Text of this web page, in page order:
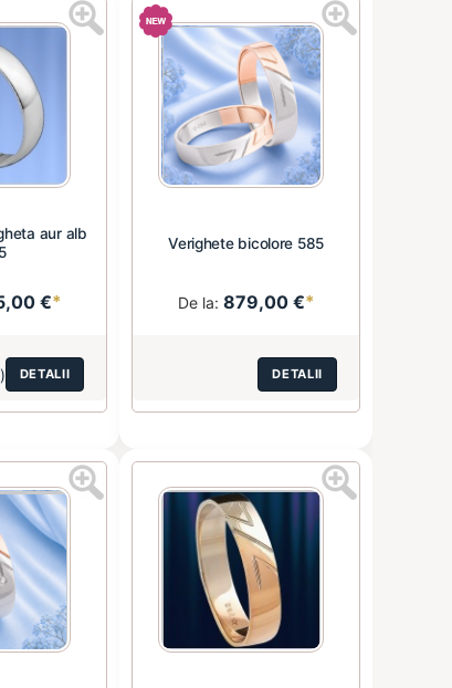
aur alb
€*
DETALII
Verighete bicolore 585
De la: 879,00 €*
DETALII